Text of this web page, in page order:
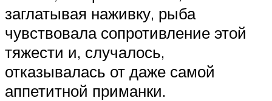
заглатывая наживку, рыба
чувствовала сопротивление этой
тяжести и, случалось,
отказывалась от даже самой
аппетитной приманки.